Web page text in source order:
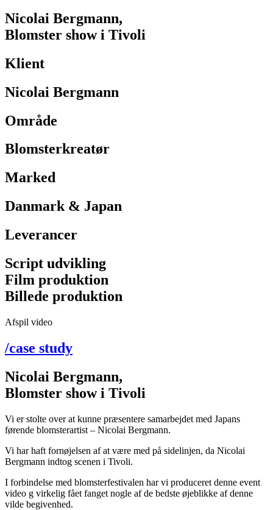
Nicolai Bergmann,
Blomster show i Tivoli
Klient
Nicolai Bergmann
Område
Blomsterkreatør
Marked
Danmark & Japan
Leverancer
Script udvikling
Film produktion
Billede produktion
Afspil video
/case study
Nicolai Bergmann,
Blomster show i Tivoli
Vi er stolte over at kunne præsentere samarbejdet med Japans
førende blomsterartist – Nicolai Bergmann.
Vi har haft fornøjelsen af at være med på sidelinjen, da Nicolai
Bergmann indtog scenen i Tivoli.
I forbindelse med blomsterfestivalen har vi produceret denne event
video g virkelig fået fanget nogle af de bedste øjeblikke af denne
vilde begivenhed.